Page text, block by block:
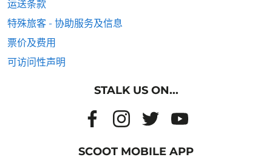
运送条款
特殊旅客 - 协助服务及信息
票价及费用
可访问性声明
STALK US ON...
SCOOT MOBILE APP